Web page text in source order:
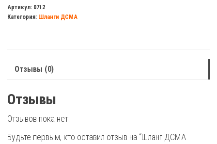
ДСМА
наливной
Артикул: 0712
Категория: Шланги ДСМА
Отзывы (0)
Отзывы
Отзывов пока нет.
Будьте первым, кто оставил отзыв на “Шланг ДСМА